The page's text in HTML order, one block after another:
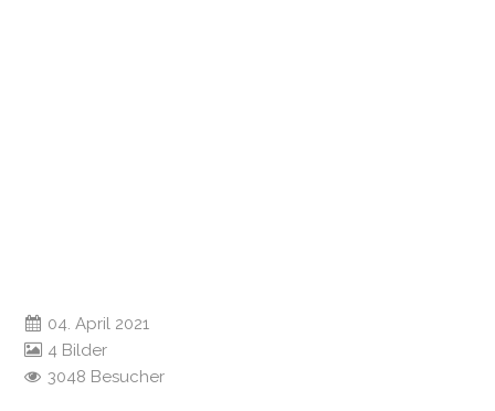
04. April 2021
4 Bilder
3048 Besucher